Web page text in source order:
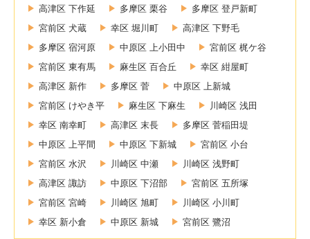
高津区 下作延
多摩区 栗谷
多摩区 登戸新町
宮前区 犬蔵
幸区 堀川町
高津区 下野毛
多摩区 宿河原
中原区 上小田中
宮前区 梶ケ谷
宮前区 東有馬
麻生区 百合丘
幸区 紺屋町
高津区 新作
多摩区 菅
中原区 上新城
宮前区 けやき平
麻生区 下麻生
川崎区 浅田
幸区 南幸町
高津区 末長
多摩区 菅稲田堤
中原区 上平間
中原区 下新城
宮前区 小台
宮前区 水沢
川崎区 中瀬
川崎区 浅野町
高津区 諏訪
中原区 下沼部
宮前区 五所塚
宮前区 宮崎
川崎区 旭町
川崎区 小川町
幸区 新小倉
中原区 新城 宮前区 鷺沼